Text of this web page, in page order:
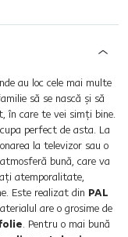
au loc cele mai multe
să se nască şi să
în care te vei simţi bine.
perfect de asta. La
la televizor sau o
bună, care va
atemporalitate,
Este realizat din PAL
are o grosime de
. Pentru o mai bună